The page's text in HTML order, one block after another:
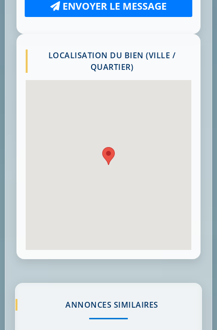
ENVOYER LE MESSAGE
LOCALISATION DU BIEN (VILLE /
QUARTIER)
ANNONCES SIMILAIRES